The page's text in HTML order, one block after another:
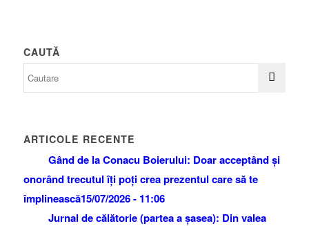
CAUTĂ
ARTICOLE RECENTE
Gând de la Conacu Boierului: Doar acceptând și
onorând trecutul îți poți crea prezentul care să te
împlinească15/07/2026 - 11:06
Jurnal de călătorie (partea a șasea): Din valea